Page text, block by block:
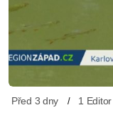
Před 3 dny 1 Editor